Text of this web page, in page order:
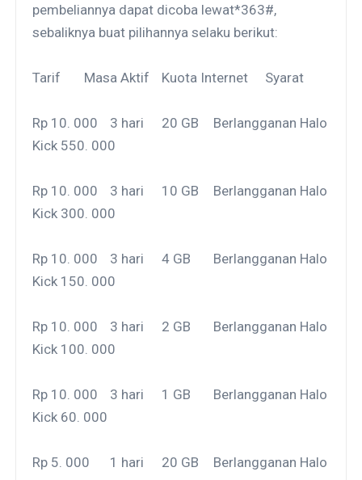
pembeliannya dapat dicoba lewat*363#,
sebaliknya buat pilihannya selaku berikut:
Tarif Masa Aktif Kuota Internet Syarat
Rp 10. 000 3 hari 20 GB
Berlangganan Halo
Kick 550. 000
Rp 10. 000 3 hari 10 GB
Berlangganan Halo
Kick 300. 000
Rp 10. 000 3 hari 4 GB
Berlangganan Halo
Kick 150. 000
Rp 10. 000 3 hari 2 GB
Berlangganan Halo
Kick 100. 000
Rp 10. 000 3 hari 1 GB
Berlangganan Halo
Kick 60. 000
Rp 5. 000 1 hari 20 GB
Berlangganan Halo